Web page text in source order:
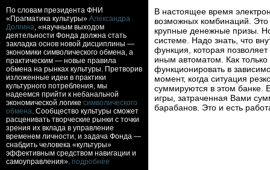
По словам президента ФНИ
«Прагматика культуры» Александра
Долгина, «научным выходом
деятельности Фонда должна стать
закладка основ новой дисциплины —
экономики символического обмена, а
практическим — новые правила
обмена на рынках культуры. Претворив
изложенные идеи в практики
культурного потребления, мы
надеемся прийти к небанальной
экономической логике символического
обмена. Сообщество культуры сможет
расценивать творческие рынки с точки
зрения их вклада в управление
временем личности, и задача Фонда —
снабдить человека «культуры»
эффективным средством навигации и
самоуправления». подробнее
В настоящее время
возможных комбинаций. Это
крупные денежные призы.
системе. Надо знать, что
функция, которая
иным автоматом. Как
функционировать в
момент, когда ситуация
суммируются в этом банке.
игры, затраченная Вами
барабанов. Это и есть